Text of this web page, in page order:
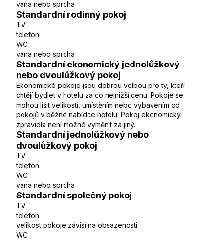
vana nebo sprcha
Standardní rodinný pokoj
TV
telefon
WC
vana nebo sprcha
Standardní ekonomický jednolůžkový
nebo dvoulůžkový pokoj
Ekonomické pokoje jsou dobrou volbou pro ty, kteří
chtějí bydlet v hotelu za co nejnižší cenu. Pokoje se
mohou lišit velikostí, umístěním nebo vybavením od
pokojů v běžné nabídce hotelu. Pokoj ekonomický
zpravidla není možné vyměnit za jiný.
Standardní jednolůžkový nebo
dvoulůžkový pokoj
TV
telefon
WC
vana nebo sprcha
Standardní společný pokoj
TV
telefon
velikost pokoje závisí na obsazenosti
WC